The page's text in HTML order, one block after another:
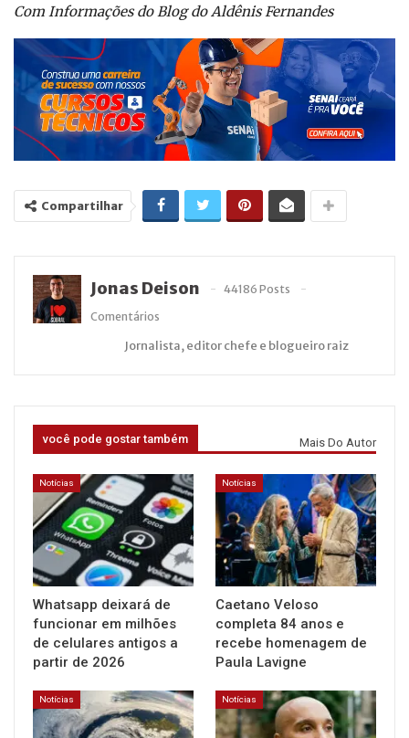
Com Informações do Blog do Aldênis Fernandes
Compartilhar
Jonas Deison
44186 Posts
Comentários
Jornalista, editor chefe e blogueiro raiz
você pode gostar também Mais Do Autor
Notícias
Whatsapp deixará de
funcionar em milhões
de celulares antigos a
partir de 2026
Notícias
Caetano Veloso
completa 84 anos e
recebe homenagem de
Paula Lavigne
Notícias Notícias